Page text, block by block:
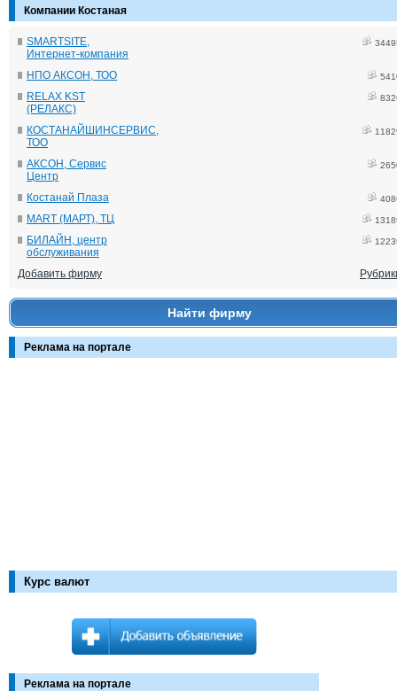
Компании Костаная
SMARTSITE,
Интернет-компания
НПО АКСОН, ТОО
RELAX KST
(РЕЛАКС)
КОСТАНАЙШИНСЕРВИС,
ТОО
АКСОН, Сервис
Центр
Костанай Плаза
MART (МАРТ), ТЦ
БИЛАЙН, центр
обслуживания
Добавить фирму
Найти фирму
Реклама на портале
Курс валют
Реклама на портале